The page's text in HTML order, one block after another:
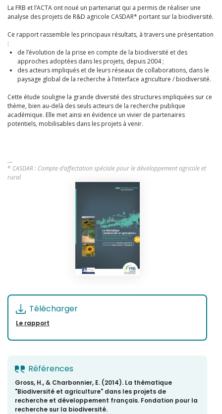
La FRB et l’ACTA ont noué un partenariat qui a permis de réaliser une
analyse des projets de R&D agricole CASDAR* portant sur la biodiversité.
Ce rapport rassemble les principaux résultats, à travers une présentation
:
de l’évolution de la prise en compte de la biodiversité et des
approches adoptées dans les projets, depuis 2004 ;
des acteurs impliqués et de leurs réseaux de collaborations, dans le
paysage global de la recherche à l’interface agriculture / biodiversité.
Cette étude souligne la grande diversité des structures impliquées sur ce
thème, bien au-delà des seuls acteurs de la recherche publique
académique. Elle met ainsi en évidence un vivier de partenaires
potentiels, mobilisables dans les projets à venir.
* CASDAR : Compte d’affectation spéciale pour le développement agricole et
rural
Télécharger
Le rapport
Références
Gross, H., & Charbonnier, E. (2014). La thématique
"Biodiversité et agriculture" dans les projets de
recherche et développement français. Fondation pour la
recherche sur la biodiversité.